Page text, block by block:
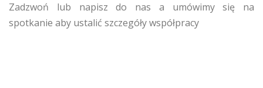
Zadzwoń lub napisz do nas a umówimy się na
spotkanie aby ustalić szczegóły współpracy